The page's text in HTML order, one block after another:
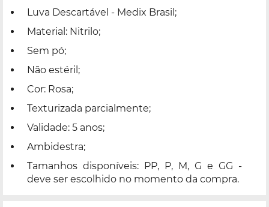
Luva Descartável - Medix Brasil;
Material: Nitrilo;
Sem pó;
Não estéril;
Cor: Rosa;
Texturizada parcialmente;
Validade: 5 anos;
Ambidestra;
Tamanhos disponíveis: PP, P, M, G e GG -
deve ser escolhido no momento da compra.